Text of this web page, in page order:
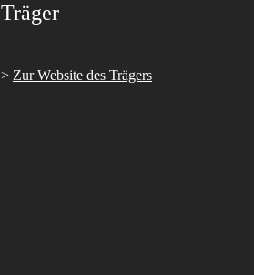
Träger
> Zur Website des Trägers